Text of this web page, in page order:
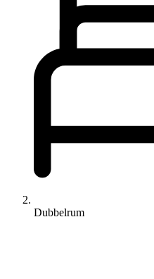
Dubbelrum